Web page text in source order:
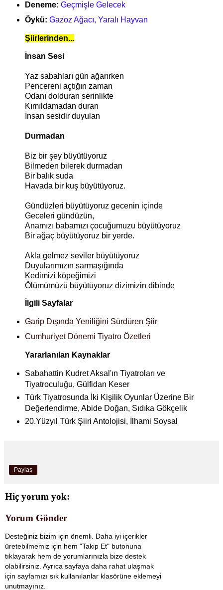
Deneme: Geçmişle Gelecek
Öykü: Gazoz Ağacı, Yaralı Hayvan
Şiirlerinden...
İnsan Sesi
Yaz sabahları gün ağarırken
Pencereni açtığın zaman
Odanı dolduran serinlikte
Kımıldamadan duran
İnsan sesidir duyulan
Durmadan
Biz bir şey büyütüyoruz
Bilmeden bilerek durmadan
Bir balık suda
Havada bir kuş büyütüyoruz.
Gündüzleri büyütüyoruz gecenin içinde
Geceleri gündüzün,
Anamızı babamızı çocuğumuzu büyütüyoruz
Bir ağaç büyütüyoruz bir yerde.
Akla gelmez seviler büyütüyoruz
Duyularımızın sarmaşığında
Kedimizi köpeğimizi
Ölümümüzü büyütüyoruz dizimizin dibinde
İlgili Sayfalar
Garip Dışında Yeniliğini Sürdüren Şiir
Cumhuriyet Dönemi Tiyatro Özetleri
Yararlanılan Kaynaklar
Sabahattin Kudret Aksal'ın Tiyatroları ve
Tiyatroculuğu, Gülfidan Keser
Türk Tiyatrosunda İki Kişilik Oyunlar Üzerine Bir
Değerlendirme, Abide Doğan, Sıdıka Gökçelik
20.Yüzyıl Türk Şiiri Antolojisi, İlhami Soysal
Paylaş
Hiç yorum yok:
Yorum Gönder
Desteğiniz bizim için önemli. Daha iyi içerikler
üretebilmemiz için hem "Takip Et" butonuna
tıklayarak hem de yorumlarınızla bize destek
olabilirsiniz. Ayrıca sayfaya daha rahat ulaşmak
için sayfamızı sık kullanılanlar klasörüne eklemeyi
unutmayınız.